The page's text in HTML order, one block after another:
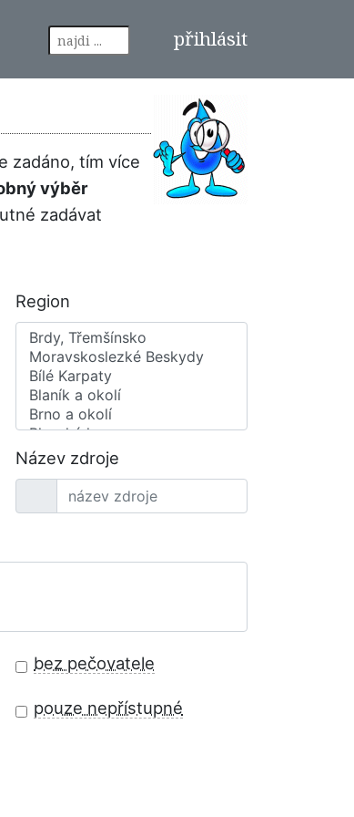
přihlásit
zadáno, tím více
výběr
zadávat
Region
Název zdroje
bez pečovatele
pouze nepřístupné